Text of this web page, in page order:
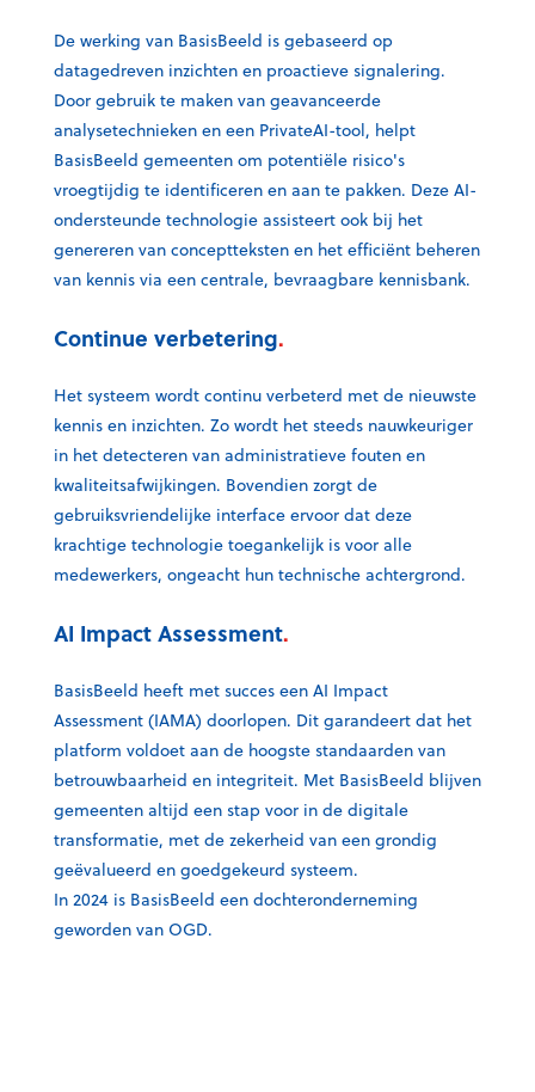
De werking van BasisBeeld is gebaseerd op
datagedreven inzichten en proactieve signalering.
Door gebruik te maken van geavanceerde
analysetechnieken en een PrivateAI-tool, helpt
BasisBeeld gemeenten om potentiële risico's
vroegtijdig te identificeren en aan te pakken. Deze AI-
ondersteunde technologie assisteert ook bij het
genereren van conceptteksten en het efficiënt beheren
van kennis via een centrale, bevraagbare kennisbank.
Continue verbetering.
Het systeem wordt continu verbeterd met de nieuwste
kennis en inzichten. Zo wordt het steeds nauwkeuriger
in het detecteren van administratieve fouten en
kwaliteitsafwijkingen. Bovendien zorgt de
gebruiksvriendelijke interface ervoor dat deze
krachtige technologie toegankelijk is voor alle
medewerkers, ongeacht hun technische achtergrond.
AI Impact Assessment.
BasisBeeld heeft met succes een AI Impact
Assessment (IAMA) doorlopen. Dit garandeert dat het
platform voldoet aan de hoogste standaarden van
betrouwbaarheid en integriteit. Met BasisBeeld blijven
gemeenten altijd een stap voor in de digitale
transformatie, met de zekerheid van een grondig
geëvalueerd en goedgekeurd systeem.
In 2024 is BasisBeeld een dochteronderneming
geworden van OGD.